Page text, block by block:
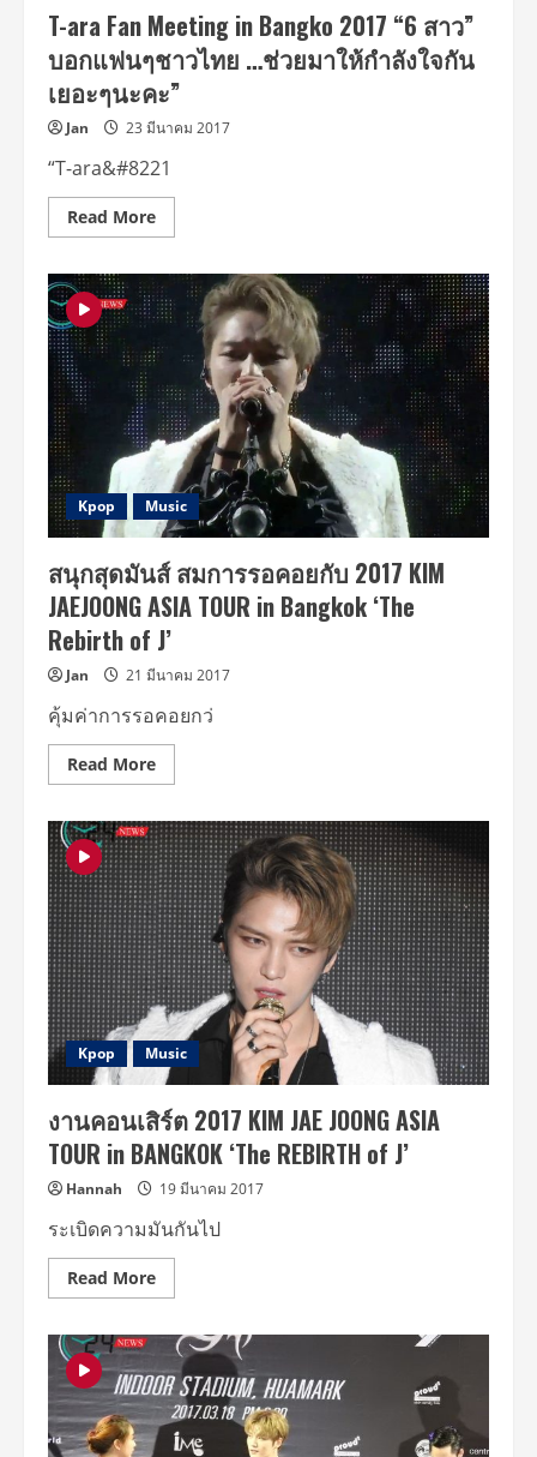
ใบ
หมด
เกลี้ยง
ทุก
ที่
นั่ง!!!
T-ara Fan Meeting in Bangko 2017 “6 สาว”
บอกแฟนๆชาวไทย …ช่วยมาให้กำลังใจกัน
เยอะๆนะคะ”
Jan 23 มีนาคม 2017
“T-ara&#8221
Read MoreRead
more
ara
Fan
Meeting
Bangko
2017
“6
สาว”
บอก
แฟนๆ
ชาว
ไทย
ช่วย
มา
ให้
ใจ
กัน
เยอะๆ
นะคะ”
Kpop Music
สนุกสุดมันส์ สมการรอคอยกับ 2017 KIM
JAEJOONG ASIA TOUR in Bangkok ‘The
Rebirth of J’
Jan 21 มีนาคม 2017
คุ้มค่าการรอคอยกว่
Read MoreRead
more
สุด
มันส์
สมการ
รอ
คอย
กับ
2017
KIM
JAEJOONG
ASIA
TOUR
in
Bangkok
‘The
Rebirth
of
Kpop Music
งานคอนเสิร์ต 2017 KIM JAE JOONG ASIA
TOUR in BANGKOK ‘The REBIRTH of J’
Hannah 19 มีนาคม 2017
ระเบิดความมันกันไป
Read MoreRead
more
คอนเสิร์ต
2017
KIM
JAE
JOONG
ASIA
TOUR